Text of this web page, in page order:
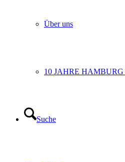
Über uns
10 JAHRE HAMBURG
Suche